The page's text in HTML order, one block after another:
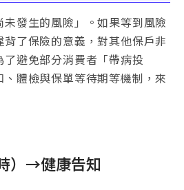
發生的風險」。如果等到風險
了保險的意義，對其他保戶非
避免部分消費者「帶病投
體檢與保單等待期等機制，來
）→健康告知